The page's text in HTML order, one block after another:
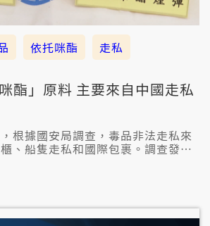
依托咪酯 走私
酯」原料 主要來自中國走私
根據國安局調查，毒品非法走私來
、船隻走私和國際包裹。調查發現
閣咧台灣製造，調查局有想欲和中
方煞無啥愛回應。